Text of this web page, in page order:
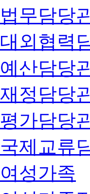
법무담당
대외협력
예산담당
재정담당
평가담당
국제교류
여성가족